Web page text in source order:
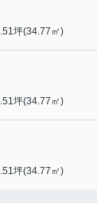
坪(34.77㎡)
坪(34.77㎡)
坪(34.77㎡)